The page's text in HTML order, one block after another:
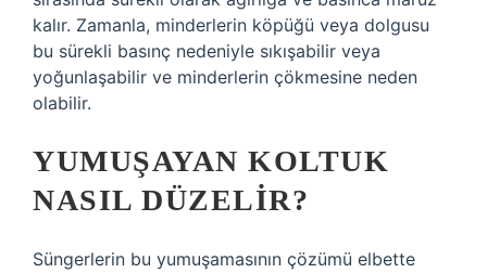
kalır. Zamanla, minderlerin köpüğü veya dolgusu
bu sürekli basınç nedeniyle sıkışabilir veya
yoğunlaşabilir ve minderlerin çökmesine neden
olabilir.
YUMUŞAYAN KOLTUK
NASIL DÜZELIR?
Süngerlerin bu yumuşamasının çözümü elbette